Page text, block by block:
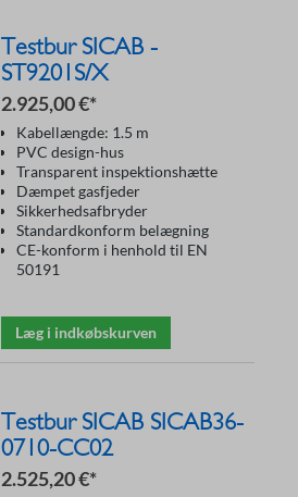
Testbur SICAB -
ST9201S/X
2.925,00 €*
Kabellængde: 1.5 m
PVC design-hus
Transparent inspektionshætte
Dæmpet gasfjeder
Sikkerhedsafbryder
Standardkonform belægning
CE-konform i henhold til EN
50191
Læg i indkøbskurven
Testbur SICAB SICAB36-
0710-CC02
2.525,20 €*